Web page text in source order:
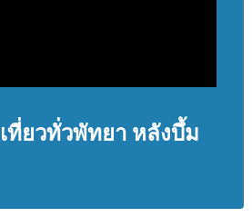
ที่ยวทั่วพัทยา หลังบึ้ม